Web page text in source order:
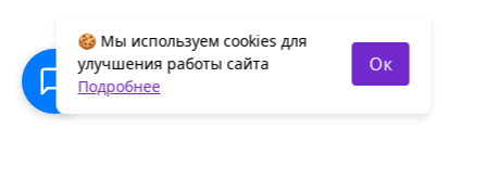
🍪 Мы используем cookies для
улучшения работы сайта
Подробнее
Ок